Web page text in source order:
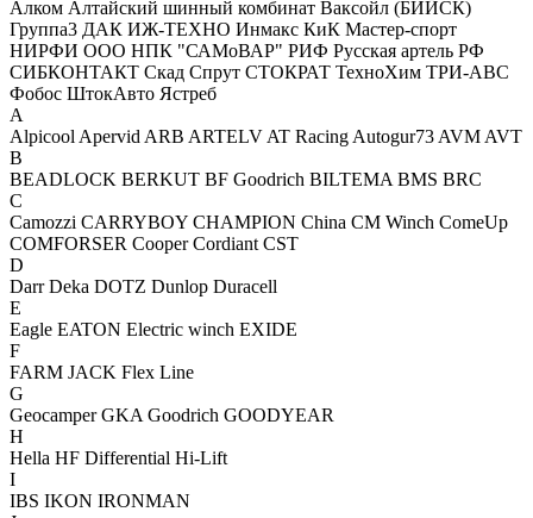
Алком Алтайский шинный комбинат Ваксойл (БИЙСК)
Группа3 ДАК ИЖ-ТЕХНО Инмакс КиК Мастер-спорт
НИРФИ ООО НПК "САМоВАР" РИФ Русская артель РФ
СИБКОНТАКТ Скад Спрут СТОКРАТ ТехноХим ТРИ-АВС
Фобос ШтокАвто Ястреб
A
AlpicoolApervidARB ARTELVAT RacingAutogur73AVMAVT
B
BEADLOCK BERKUT BF Goodrich BILTEMA BMS BRC
C
Camozzi CARRYBOY CHAMPION China CM Winch ComeUp
COMFORSER Cooper Cordiant CST
D
Darr Deka DOTZ Dunlop Duracell
E
Eagle EATON Electric winch EXIDE
F
FARM JACK Flex Line
G
Geocamper GKA Goodrich GOODYEAR
H
Hella HF Differential Hi-Lift
I
IBS IKON IRONMAN